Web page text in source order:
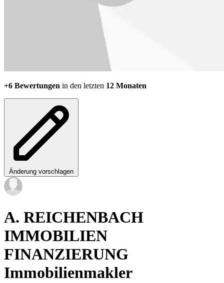
+6 Bewertungen in den letzten 12 Monaten
Änderung vorschlagen
A. REICHENBACH
IMMOBILIEN
FINANZIERUNG
Immobilienmakler